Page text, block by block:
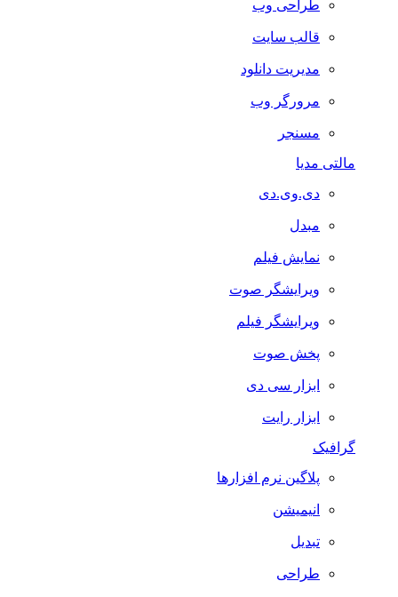
طراحی وب
قالب سایت
مدیریت دانلود
مرورگر وب
مسنجر
مالتی مدیا
دی.وی.دی
مبدل
نمایش فیلم
ویرایشگر صوت
ویرایشگر فیلم
پخش صوت
ابزار سی دی
ابزار رایت
گرافیک
پلاگین نرم افزارها
انیمیشن
تبدیل
طراحی